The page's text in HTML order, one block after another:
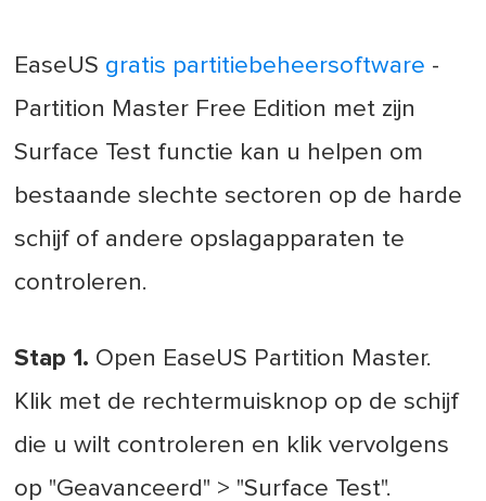
EaseUS gratis partitiebeheersoftware -
Partition Master Free Edition met zijn
Surface Test functie kan u helpen om
bestaande slechte sectoren op de harde
schijf of andere opslagapparaten te
controleren.
Stap 1. Open EaseUS Partition Master.
Klik met de rechtermuisknop op de schijf
die u wilt controleren en klik vervolgens
op "Geavanceerd" > "Surface Test".